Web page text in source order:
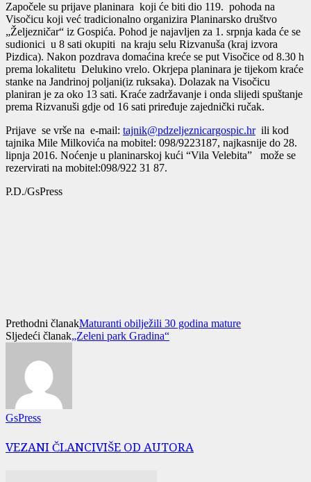
Započele su prijave planinara koji će biti dio 119. pohoda na
Visočicu koji već tradicionalno organizira Planinarsko društvo
„Željezničar“ iz Gospića. Pohod je najavljen za 1. srpnja kada će se
sudionici u 8 sati okupiti na kraju selu Rizvanuša (kraj izvora
Pizdica). Nakon pozdrava domaćina kreće se put Visočice od 8.30 h
prema lokalitetu Delukino vrelo. Okrjepa planinara je tijekom kraće
stanke na Jandrinoj poljani(iz ruksaka). Dolazak na Visočicu
planiran je za oko 13 sati. Kraće zadržavanje i onda slijedi spuštanje
prema Rizvanuši gdje od 16 sati priređuje zajednički ručak.
Prijave se vrše na e-mail: tajnik@pdzeljeznicargospic.hrili kod
tajnika Mile Milkovića na mobitel: 098/9223187, najkasnije do 28.
lipnja 2016. Noćenje u planinarskoj kući “Vila Velebita” može se
rezervirati na mobitel:098/922 31 87.
P.D./GsPress
Prethodni članakMaturanti obilježili 30 godina mature
Sljedeći članak„Zeleni park Gradina“
GsPress
VEZANI ČLANCIVIŠE OD AUTORA